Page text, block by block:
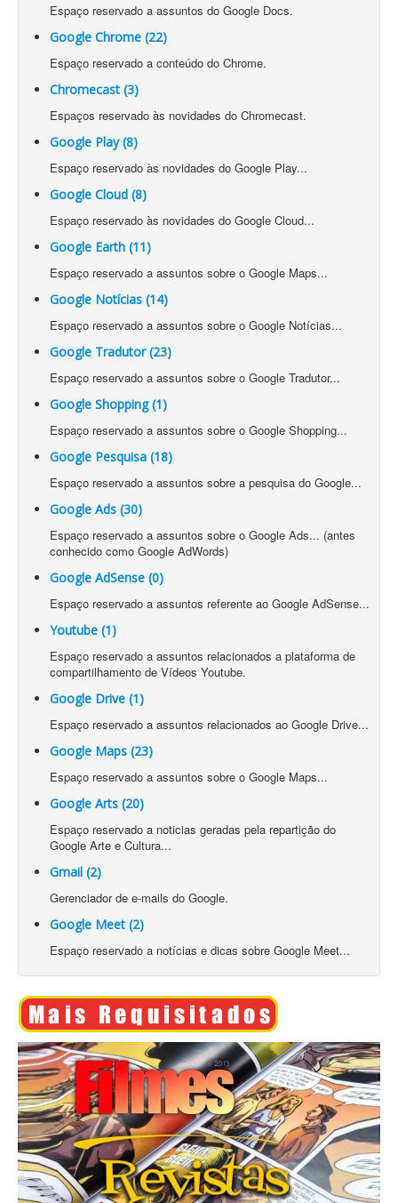
Espaço reservado a assuntos do Google Docs.
Google Chrome (22)
Espaço reservado a conteúdo do Chrome.
Chromecast (3)
Espaços reservado às novidades do Chromecast.
Google Play (8)
Espaço reservado às novidades do Google Play...
Google Cloud (8)
Espaço reservado às novidades do Google Cloud...
Google Earth (11)
Espaço reservado a assuntos sobre o Google Maps...
Google Notícias (14)
Espaço reservado a assuntos sobre o Google Notícias...
Google Tradutor (23)
Espaço reservado a assuntos sobre o Google Tradutor...
Google Shopping (1)
Espaço reservado a assuntos sobre o Google Shopping...
Google Pesquisa (18)
Espaço reservado a assuntos sobre a pesquisa do Google...
Google Ads (30)
Espaço reservado a assuntos sobre o Google Ads... (antes
conhecido como Google AdWords)
Google AdSense (0)
Espaço reservado a assuntos referente ao Google AdSense...
Youtube (1)
Espaço reservado a assuntos relacionados a plataforma de
compartilhamento de Vídeos Youtube.
Google Drive (1)
Espaço reservado a assuntos relacionados ao Google Drive...
Google Maps (23)
Espaço reservado a assuntos sobre o Google Maps...
Google Arts (20)
Espaço reservado a noticias geradas pela repartição do
Google Arte e Cultura...
Gmail (2)
Gerenciador de e-mails do Google.
Google Meet (2)
Espaço reservado a notícias e dicas sobre Google Meet...